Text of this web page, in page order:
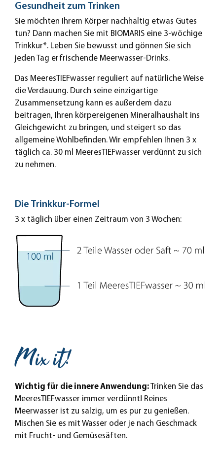
Gesundheit zum Trinken
Sie möchten Ihrem Körper nachhaltig etwas Gutes
tun? Dann machen Sie mit BIOMARIS eine 3-wöchige
Trinkkur*. Leben Sie bewusst und gönnen Sie sich
jeden Tag erfrischende Meerwasser-Drinks.
Das MeeresTIEFwasser reguliert auf natürliche Weise
die Verdauung. Durch seine einzigartige
Zusammensetzung kann es außerdem dazu
beitragen, Ihren körpereigenen Mineralhaushalt ins
Gleichgewicht zu bringen, und steigert so das
allgemeine Wohlbefinden. Wir empfehlen Ihnen 3 x
täglich ca. 30 ml MeeresTIEFwasser verdünnt zu sich
zu nehmen.
Die Trinkkur-Formel
3 x täglich über einen Zeitraum von 3 Wochen:
Mix it!
Wichtig für die innere Anwendung:Trinken Sie das
MeeresTIEFwasser immer verdünnt! Reines
Meerwasser ist zu salzig, um es pur zu genießen.
Mischen Sie es mit Wasser oder je nach Geschmack
mit Frucht- und Gemüsesäften.